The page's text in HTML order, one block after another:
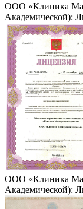
ООО «Клиника
Академической):
ООО «Клиника
Академической):